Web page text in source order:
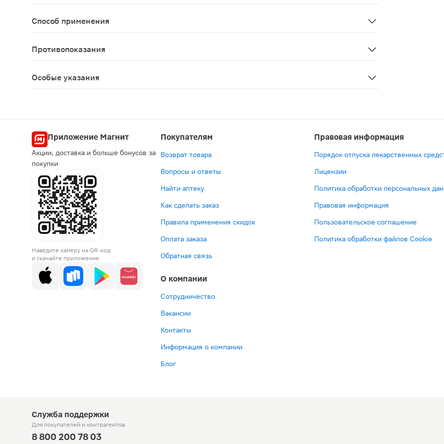
- Повышение подвижности и оплодотворяющей способности сперматозоидов; -
Способ применения
Противопоказания
Особые указания
Приложение Магнит
Акции, доставка и больше бонусов за
покупки
Наведите камеру на QR-код
и скачайте приложение
Покупателям
Возврат товара
Вопросы и ответы
Найти аптеку
Как сделать заказ
Правила применения скидок
Оплата заказа
Обратная связь
О компании
Сотрудничество
Вакансии
Контакты
Информация о компании
Блог
Правовая информация
Порядок отпуска лекарственных
Лицензии
Политика обработки персональных
Правовая информация
Пользовательское соглашение
Политика обработки файлов Cookie
Служба поддержки
Для покупателей и контрагентов
8 800 200 78 03